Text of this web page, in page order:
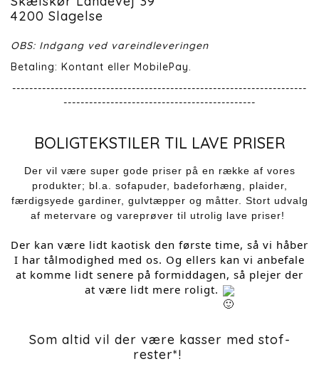
4200 Slagelse
OBS: Indgang ved vareindleveringen
Betaling: Kontant eller MobilePay.
---------------------------------------------------------------------
---------------------------------------------
BOLIGTEKSTILER TIL LAVE PRISER
Der vil være super gode priser på en række af vores
produkter; bl.a. sofapuder, badeforhæng, plaider,
færdigsyede gardiner, gulvtæpper og måtter. Stort udvalg
af metervare og vareprøver til utrolig lave priser!
Der kan være lidt kaotisk den første time, så vi håber
I har tålmodighed med os. Og ellers kan vi anbefale
at komme lidt senere på formiddagen, så plejer der
at være lidt mere roligt.
Som altid vil der være kasser med stof-
rester*!